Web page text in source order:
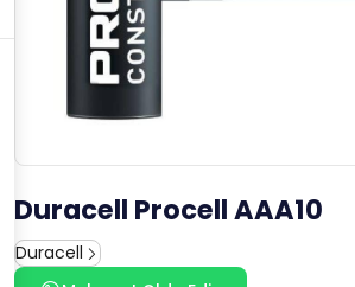
Duracell Procell AAA10
Duracell